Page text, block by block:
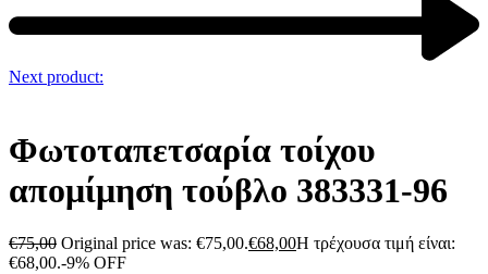
Next product:
Φωτοταπετσαρία τοίχου
απομίμηση τούβλο 383331-96
€75,00 Original price was: €75,00.€68,00Η τρέχουσα τιμή είναι:
€68,00.-9% OFF